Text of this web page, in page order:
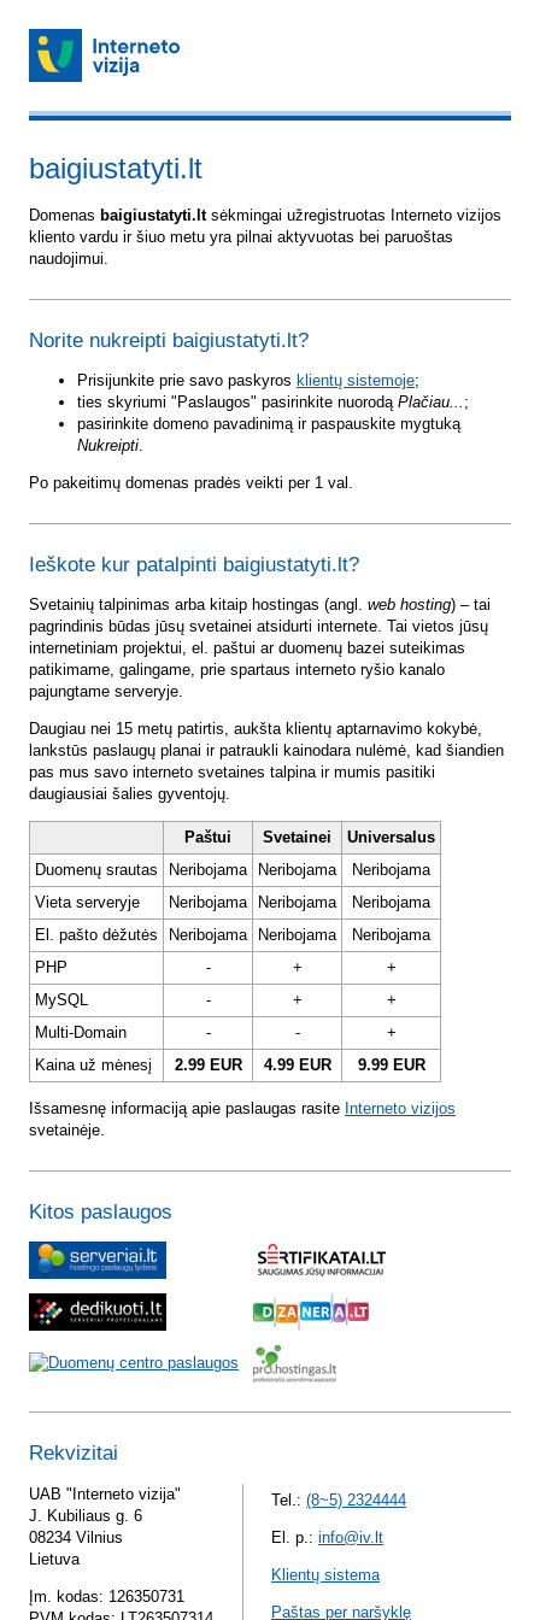
baigiustatyti.lt
Domenas baigiustatyti.ltsėkmingai užregistruotas Interneto vizijos
kliento vardu ir šiuo metu yra pilnai aktyvuotas bei paruoštas
naudojimui.
Norite nukreipti baigiustatyti.lt?
Prisijunkite prie savo paskyros klientų sistemoje;
ties skyriumi "Paslaugos" pasirinkite nuorodą Plačiau... ;
pasirinkite domeno pavadinimą ir paspauskite mygtuką
Nukreipti.
Po pakeitimų domenas pradės veikti per 1 val.
Ieškote kur patalpinti baigiustatyti.lt?
Svetainių talpinimas arba kitaip hostingas (angl. web hosting) – tai
pagrindinis būdas jūsų svetainei atsidurti internete. Tai vietos jūsų
internetiniam projektui, el. paštui ar duomenų bazei suteikimas
patikimame, galingame, prie spartaus interneto ryšio kanalo
pajungtame serveryje.
Daugiau nei 15 metų patirtis, aukšta klientų aptarnavimo kokybė,
lankstūs paslaugų planai ir patraukli kainodara nulėmė, kad šiandien
pas mus savo interneto svetaines talpina ir mumis pasitiki
daugiausiai šalies gyventojų.
Paštui Svetainei
Universalus
Duomenų srautas
Neribojama Neribojama
Neribojama
Vieta serveryje
Neribojama Neribojama
Neribojama
El. pašto dėžutės
Neribojama Neribojama
Neribojama
PHP
- +
+
MySQL
- +
+
Multi-Domain
- -
+
Kaina už mėnesį
2.99 EUR 4.99 EUR 9.99 EUR
Išsamesnę informaciją apie paslaugas rasite Interneto vizijos
svetainėje.
Kitos paslaugos
Rekvizitai
UAB "Interneto vizija"
J. Kubiliaus g. 6
08234 Vilnius
Lietuva
Įm. kodas: 126350731
Tel.: (8~5) 2324444
El. p.: info@iv.lt
Klientų sistema
Paštas per naršyklę